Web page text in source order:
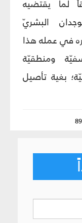
لما يقتضيه
البشريّ
في عمله هذا
ومنطقيّة
بغية تأصيل